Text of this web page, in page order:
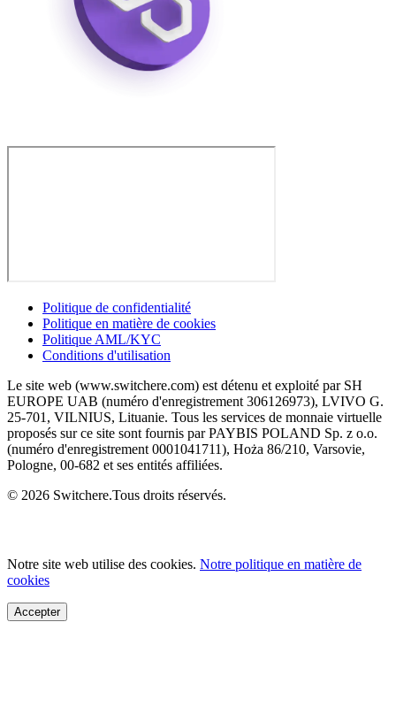
Politique de confidentialité
Politique en matière de cookies
Politique AML/KYC
Conditions d'utilisation
Le site web (www.switchere.com) est détenu et exploité par SH
EUROPE UAB (numéro d'enregistrement 306126973), LVIVO G.
25-701, VILNIUS, Lituanie. Tous les services de monnaie virtuelle
proposés sur ce site sont fournis par PAYBIS POLAND Sp. z o.o.
(numéro d'enregistrement 0001041711), Hoża 86/210, Varsovie,
Pologne, 00-682 et ses entités affiliées.
© 2026 Switchere.Tous droits réservés.
Notre site web utilise des cookies. Notre politique en matière de
cookies
Accepter